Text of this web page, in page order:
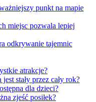
punkt na mapie
miejsc pozwala lepiej
odkrywanie tajemnic
atrakcje?
stały przez cały rok?
dla dzieci?
zjeść posiłek?